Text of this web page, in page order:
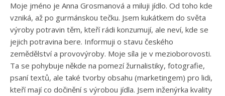
Moje jméno je Anna Grosmanová a miluji jídlo. Od toho kde
vzniká, až po gurmánskou tečku. Jsem kukátkem do světa
výroby potravin těm, kteří rádi konzumují, ale neví, kde se
jejich potravina bere. Informuji o stavu českého
zemědělství a provovýroby. Moje síla je v mezioborovosti.
Ta se pohybuje někde na pomezí žurnalistiky, fotografie,
psaní textů, ale také tvorby obsahu (marketingem) pro lidi,
kteří mají co dočinění s výrobou jídla. Jsem inženýrka kvality